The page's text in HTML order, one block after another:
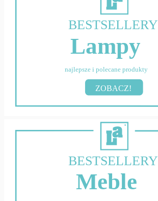
BESTSELLERY
Lampy
najlepsze i polecane produkty
ZOBACZ!
BESTSELLERY
Meble